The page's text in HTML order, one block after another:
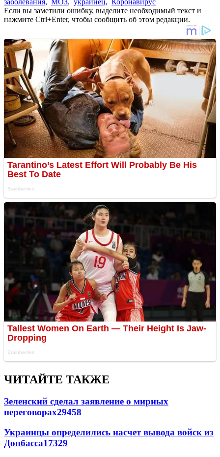
Если вы заметили ошибку, выделите необходимый текст и
нажмите Ctrl+Enter, чтобы сообщить об этом редакции.
ЧИТАЙТЕ ТАКЖЕ
Зеленский сделал заявление о мирных
переговорах29458
Украинцы определились насчет вывода войск из
Донбасса17329